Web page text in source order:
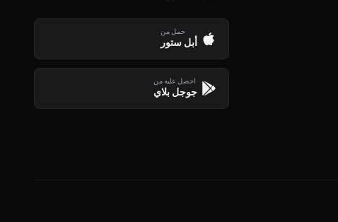
حمل من
أبل ستور
احصل عليه من
جوجل بلاي